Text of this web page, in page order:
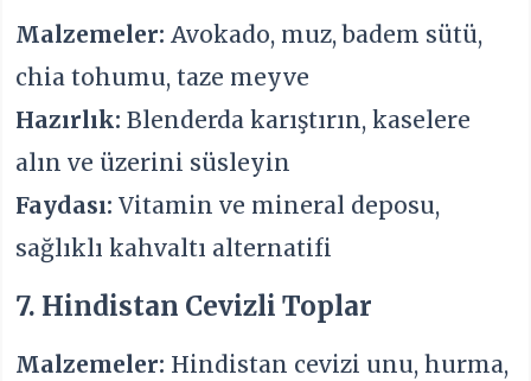
Malzemeler: Avokado, muz, badem sütü,
chia tohumu, taze meyve
Hazırlık: Blenderda karıştırın, kaselere
alın ve üzerini süsleyin
Faydası: Vitamin ve mineral deposu,
sağlıklı kahvaltı alternatifi
7. Hindistan Cevizli Toplar
Malzemeler: Hindistan cevizi unu, hurma,